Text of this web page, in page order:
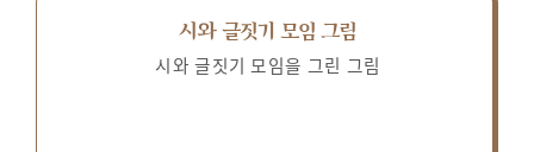
시와 글짓기 모임 그림
시와 글짓기 모임을 그린 그림